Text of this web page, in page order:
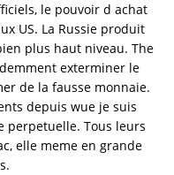
le pouvoir d achat
US. La Russie produit
plus haut niveau. The
exterminer le
de la fausse monnaie.
depuis wue je suis
perpetuelle. Tous leurs
elle meme en grande